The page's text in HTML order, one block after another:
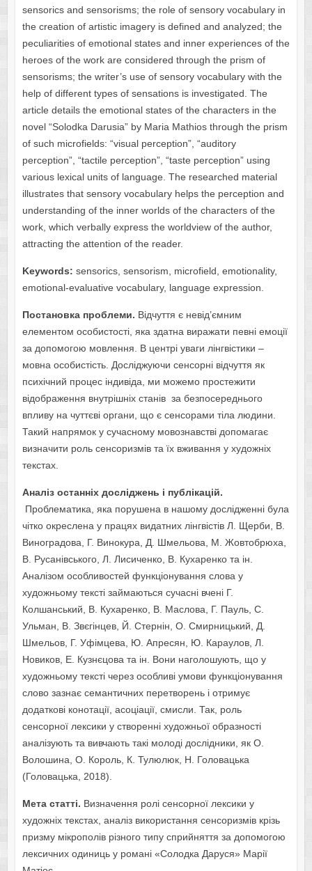
sensorics and sensorisms; the role of sensory vocabulary in
the creation of artistic imagery is defined and analyzed; the
peculiarities of emotional states and inner experiences of the
heroes of the work are considered through the prism of
sensorisms; the writer’s use of sensory vocabulary with the
help of different types of sensations is investigated. The
article details the emotional states of the characters in the
novel “Solodka Darusia” by Maria Mathios through the prism
of such microfields: “visual perception”, “auditory
perception”, “tactile perception”, “taste perception” using
various lexical units of language. The researched material
illustrates that sensory vocabulary helps the perception and
understanding of the inner worlds of the characters of the
work, which verbally express the worldview of the author,
attracting the attention of the reader.
Keywords: sensorics, sensorism, microfield, emotionality,
emotional-evaluative vocabulary, language expression.
Постановка проблеми. Відчуття є невід’ємним
елементом особистості, яка здатна виражати певні емоції
за допомогою мовлення. В центрі уваги лінгвістики –
мовна особистість. Досліджуючи сенсорні відчуття як
психічний процес індивіда, ми можемо простежити
відображення внутрішніх станів за безпосереднього
впливу на чуттєві органи, що є сенсорами тіла людини.
Такий напрямок у сучасному мовознавстві допомагає
визначити роль сенсоризмів та їх вживання у художніх
текстах.
Аналіз останніх досліджень і публікацій.
Проблематика, яка порушена в нашому дослідженні була
чітко окреслена у працях видатних лінгвістів Л. Щерби, В.
Виноградова, Г. Винокура, Д. Шмельова, М. Жовтобрюха,
В. Русанівського, Л. Лисиченко, В. Кухаренко та ін.
Аналізом особливостей функціонування слова у
художньому тексті займаються сучасні вчені Г.
Колшанський, В. Кухаренко, В. Маслова, Г. Пауль, С.
Ульман, В. Звєгінцев, Й. Стернін, О. Смирницький, Д.
Шмельов, Г. Уфімцева, Ю. Апресян, Ю. Караулов, Л.
Новиков, Е. Кузнєцова та ін. Вони наголошують, що у
художньому тексті через особливі умови функціонування
слово зазнає семантичних перетворень і отримує
додаткові конотації, асоціації, смисли. Так, роль
сенсорної лексики у створенні художньої образності
аналізують та вивчають такі молоді дослідники, як О.
Волошина, О. Король, К. Тулюлюк, Н. Головацька
(Головацька, 2018).
Мета статті. Визначення ролі сенсорної лексики у
художніх текстах, аналіз використання сенсоризмів крізь
призму мікрополів різного типу сприйняття за допомогою
лексичних одиниць у романі «Солодка Даруся» Марії